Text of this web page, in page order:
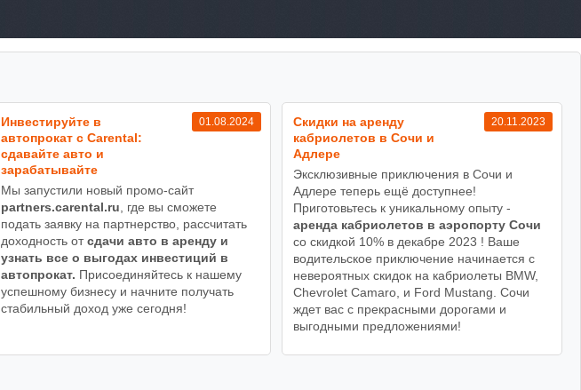
01.08.2024
Инвестируйте в
автопрокат с Carental:
сдавайте авто и
зарабатывайте
Мы запустили новый промо-сайт
partners.carental.ru , где вы сможете
подать заявку на партнерство, рассчитать
доходность отсдачи авто в аренду и
узнать все о выгодах инвестиций в
автопрокат. Присоединяйтесь к нашему
успешному бизнесу и начните получать
стабильный доход уже сегодня!
20.11.2023
Cкидки на аренду
кабриолетов в Сочи и
Адлере
Эксклюзивные приключения в Сочи и
Адлере теперь ещё доступнее!
Приготовьтесь к уникальному опыту -
аренда кабриолетов в аэропорту Сочи
со скидкой 10% в декабре 2023 ! Ваше
водительское приключение начинается с
невероятных скидок на кабриолеты BMW,
Chevrolet Camaro, и Ford Mustang. Сочи
ждет вас с прекрасными дорогами и
выгодными предложениями!